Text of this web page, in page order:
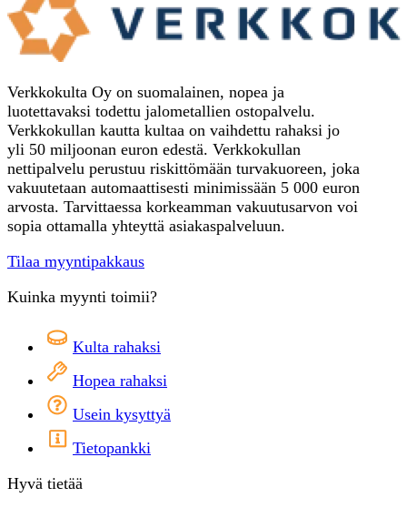
Verkkokulta Oy on suomalainen, nopea ja
luotettavaksi todettu jalometallien ostopalvelu.
Verkkokullan kautta kultaa on vaihdettu rahaksi jo
yli 50 miljoonan euron edestä. Verkkokullan
nettipalvelu perustuu riskittömään turvakuoreen, joka
vakuutetaan automaattisesti minimissään 5 000 euron
arvosta. Tarvittaessa korkeamman vakuutusarvon voi
sopia ottamalla yhteyttä asiakaspalveluun.
Tilaa myyntipakkaus
Kuinka myynti toimii?
Kulta rahaksi
Hopea rahaksi
Usein kysyttyä
Tietopankki
Hyvä tietää